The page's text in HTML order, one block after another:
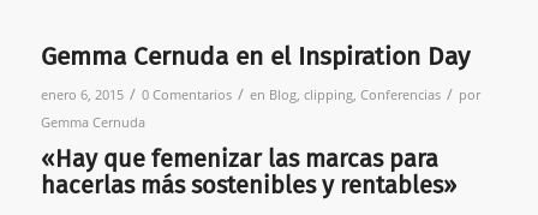
Gemma Cernuda en el Inspiration Day
enero 6, 2015 / 0 Comentarios / en Blog, clipping, Conferencias / por
Gemma Cernuda
«Hay que femenizar las marcas para
hacerlas más sostenibles y rentables»